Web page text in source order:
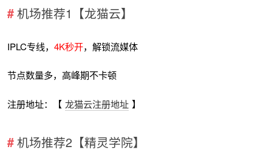
机场推荐1【龙猫云】
IPLC专线，4K秒开，解锁流媒体
节点数量多，高峰期不卡顿
注册地址：【 龙猫云注册地址 】
机场推荐2【精灵学院】